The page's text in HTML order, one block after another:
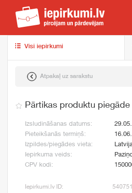
Visi iepirkumi
Atpakaļ uz sarakstu
Pārtikas produktu piegāde
Izsludināšanas datums:
Pieteikšanās termiņš:
Izpildes/piegādes vieta:
Iepirkuma veids:
CPV kodi:
Iepirkumi.lv ID: